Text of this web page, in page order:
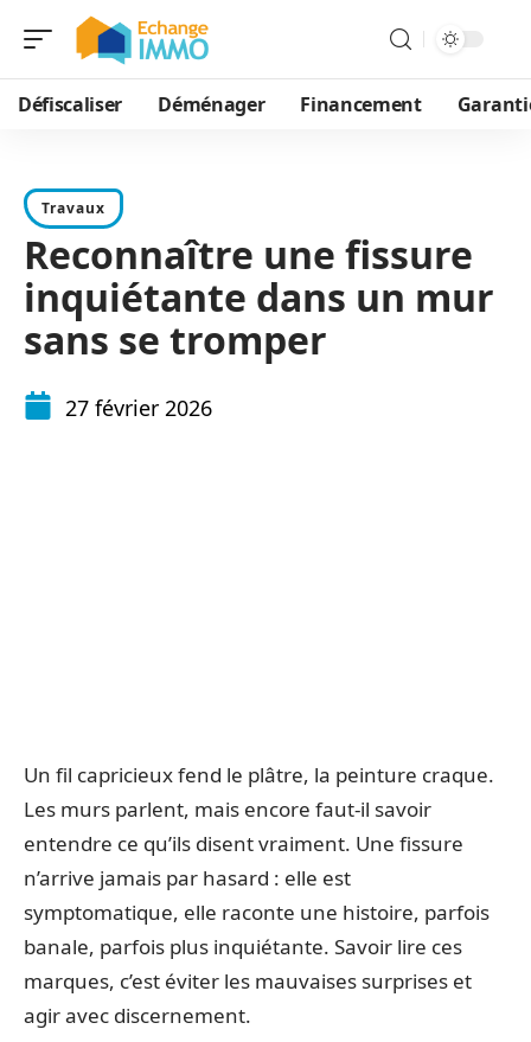
Défiscaliser Déménager Financement
Travaux
Reconnaître une fissure
inquiétante dans un mur
sans se tromper
27 février 2026
Un fil capricieux fend le plâtre, la peinture craque.
Les murs parlent, mais encore faut-il savoir
entendre ce qu’ils disent vraiment. Une fissure
n’arrive jamais par hasard : elle est
symptomatique, elle raconte une histoire, parfois
banale, parfois plus inquiétante. Savoir lire ces
marques, c’est éviter les mauvaises surprises et
agir avec discernement.